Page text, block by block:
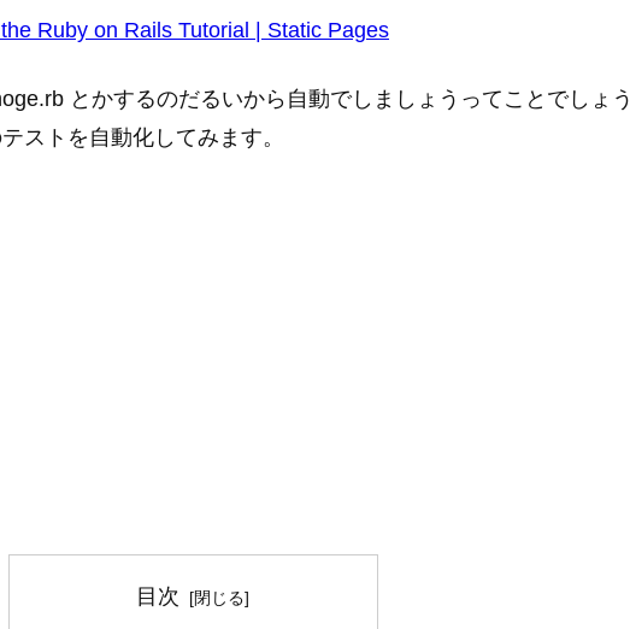
Ruby on Rails Tutorial | Static Pages
とかするのだるいから自動でしましょうってことでしょう
ストを自動化してみます。
目次